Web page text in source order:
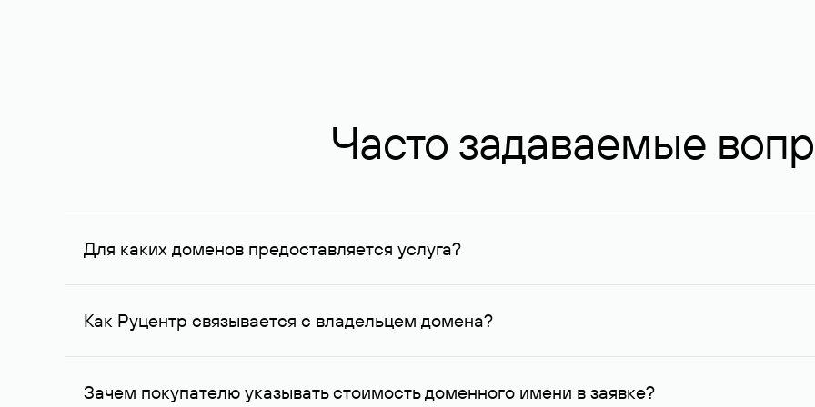
Часто задаваемые
Для каких доменов предоставляется услуга?
Услуга доступна для доменов, зарегистрированных в Руцентре и у других регистраторов. Для доменов,
Как Руцентр связывается с владельцем домена?
Для связи с владельцем домена используются его контактные данные, доступные Руцентру.
Зачем покупателю указывать стоимость доменного имени в заявке?